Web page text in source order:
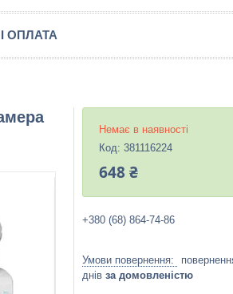
ОПЛАТА
Немає в наявності
Код: 381116224
648 ₴
+380 (68) 864-74-86
днів за домовленістю